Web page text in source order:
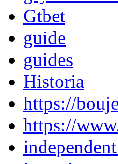
Gtbet
guide
guides
Historia
https://
https://